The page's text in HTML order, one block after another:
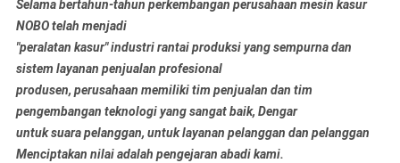
Selama bertahun-tahun perkembangan perusahaan mesin kasur
NOBO telah menjadi
"peralatan kasur" industri rantai produksi yang sempurna dan
sistem layanan penjualan profesional
produsen, perusahaan memiliki tim penjualan dan tim
pengembangan teknologi yang sangat baik, Dengar
untuk suara pelanggan, untuk layanan pelanggan dan pelanggan
Menciptakan nilai adalah pengejaran abadi kami.